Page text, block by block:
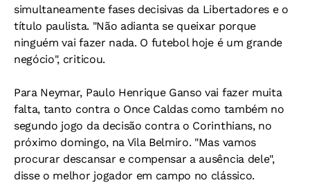
simultaneamente fases decisivas da Libertadores e o
título paulista. "Não adianta se queixar porque
ninguém vai fazer nada. O futebol hoje é um grande
negócio", criticou.
Para Neymar, Paulo Henrique Ganso vai fazer muita
falta, tanto contra o Once Caldas como também no
segundo jogo da decisão contra o Corinthians, no
próximo domingo, na Vila Belmiro. "Mas vamos
procurar descansar e compensar a ausência dele",
disse o melhor jogador em campo no clássico.